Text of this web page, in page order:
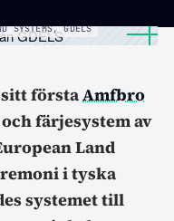
SYSTEMS, GDELS
förstaAmfbro
färjesystem av
Land
i tyska
systemet till